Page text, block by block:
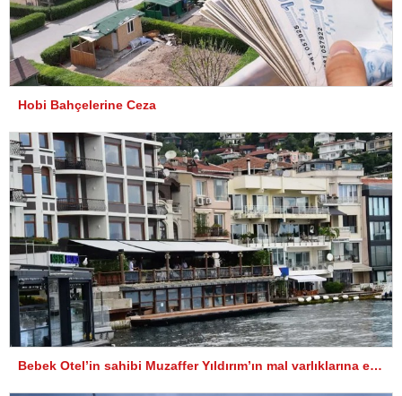
Hobi Bahçelerine Ceza
Bebek Otel’in sahibi Muzaffer Yıldırım’ın mal varlıklarına el konuldu